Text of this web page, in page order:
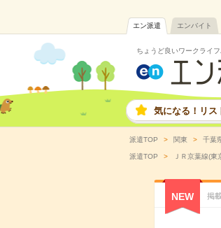
エン派遣 エンバイト
ちょうど良いワークライ
気になる！リス
派遣TOP 関東 千葉
派遣TOP ＪＲ京葉線(東
NEW 掲